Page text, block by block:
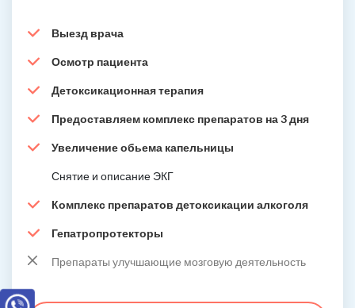
Выезд врача
Осмотр пациента
Детоксикационная терапия
Предоставляем комплекс препаратов на 3 дня
Увеличение обьема капельницы
Снятие и описание ЭКГ
Комплекс препаратов детоксикации алкоголя
Гепатропротекторы
Препараты улучшающие мозговую деятельность